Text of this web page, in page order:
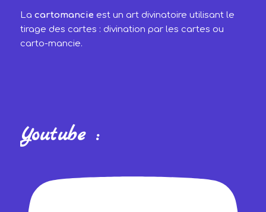
La cartomancie est un art divinatoire utilisant le
tirage des cartes : divination par les cartes ou
carto-mancie.
Youtube :